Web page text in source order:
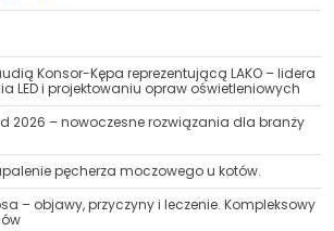
JESTEM PROFESIONALISTĄ
Konsor-Kępa reprezentującą LAKO – lidera
LED i projektowaniu opraw oświetleniowych
2026 – nowoczesne rozwiązania dla branży
pęcherza moczowego u kotów.
– objawy, przyczyny i leczenie. Kompleksowy